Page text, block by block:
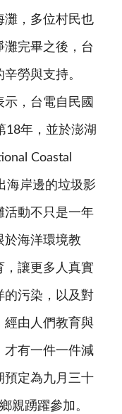
灘，多位村民也
完畢之後，台
辛勞與支持。
，台電自民國
18年，並於澎湖
Coastal
海岸邊的垃圾影
活動不只是一年
於海洋環境教
，讓更多人真實
的污染，以及對
經由人們教育與
才有一件一件減
預定為九月三十
親踴躍參加。